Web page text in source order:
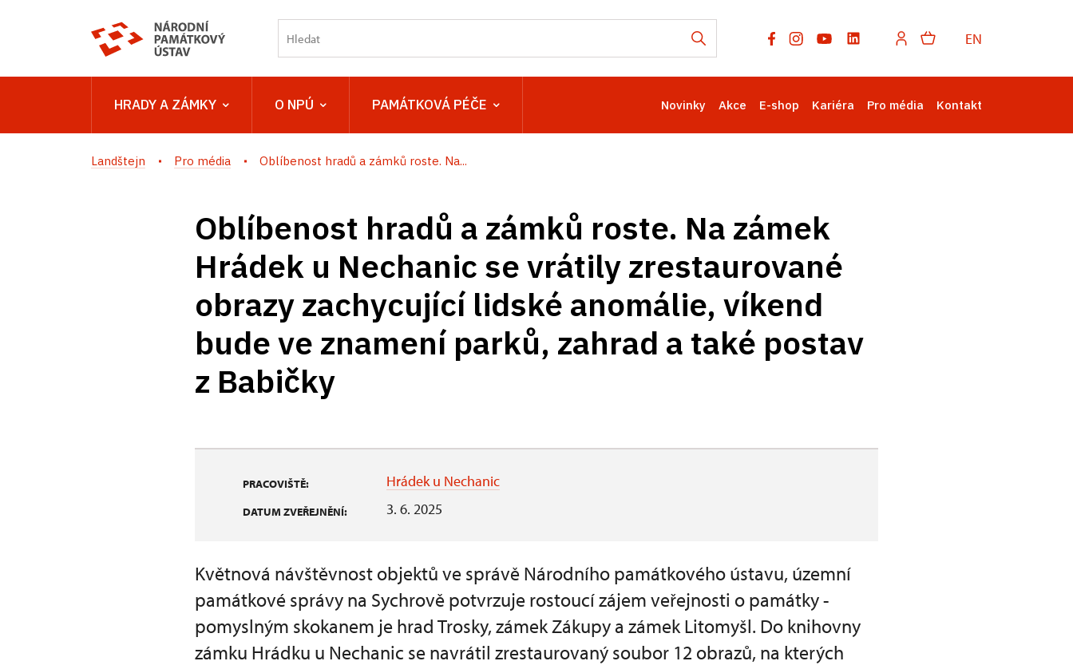
EN
HRADY A ZÁMKY O NPÚ PAMÁTKOVÁ PÉČE Novinky Akce E-shop Kariéra Pro média Kontakt
Landštejn Pro média Oblíbenost hradů a zámků roste. Na...
Oblíbenost hradů a zámků roste. Na zámek
Hrádek u Nechanic se vrátily zrestaurované
obrazy zachycující lidské anomálie, víkend
bude ve znamení parků, zahrad a také postav
z Babičky
PRACOVIŠTĚ: Hrádek u Nechanic
DATUM ZVEŘEJNĚNÍ: 3. 6. 2025
Květnová návštěvnost objektů ve správě Národního památkového ústavu, územní
památkové správy na Sychrově potvrzuje rostoucí zájem veřejnosti o památky -
pomyslným skokanem je hrad Trosky, zámek Zákupy a zámek Litomyšl. Do knihovny
zámku Hrádku u Nechanic se navrátil zrestaurovaný soubor 12 obrazů, na kterých